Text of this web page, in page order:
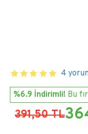
4
%6.9 İndirimli! Bu
391,50 TL